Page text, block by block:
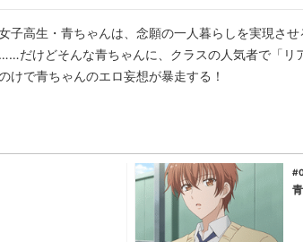
高生・青ちゃんは、念願の一人暮らしを実現さ
だけどそんな青ちゃんに、クラスの人気者で「リ
けで青ちゃんのエロ妄想が暴走する！